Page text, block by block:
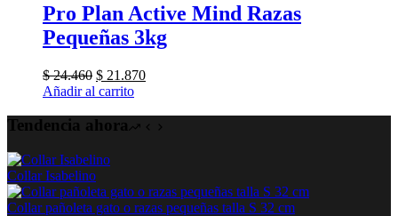
producto
Pro Plan Active Mind Razas
Pequeñas 3kg
$24.460 El
precio
era:
$ 21.870El
es:
Añadir al carrito
Tendencia ahora
Collar Isabelino
Collar pañoleta gato o razas pequeñas talla S 32 cm